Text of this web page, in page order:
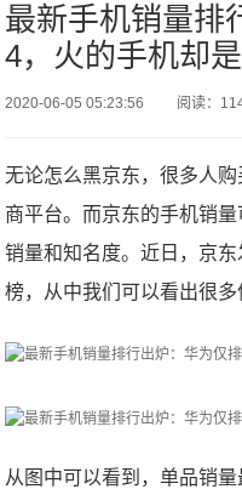
最新手机销量排
4，火的手机却是
2020-06-05 05:23:56 阅读：
无论怎么黑京东，很多人
商平台。而京东的手机销
销量和知名度。近日，京
榜，从中我们可以看出很多
从图中可以看到，单品销